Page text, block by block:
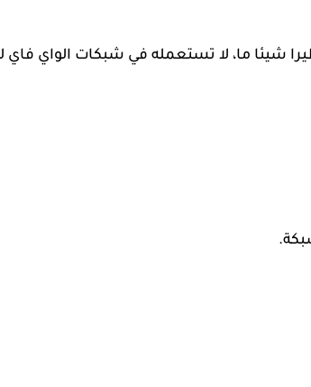
شيئا ما، لا تستعمله في شبكات الواي